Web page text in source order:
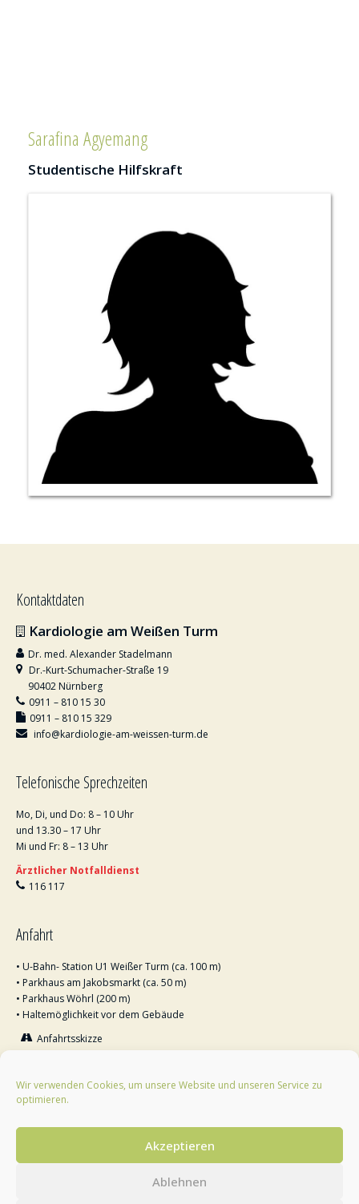
Wir verwenden Cookies, um unsere Website und unseren Service zu
optimieren.
Akzeptieren
Ablehnen
Sarafina Agyemang
Studentische Hilfskraft
Kontaktdaten
Kardiologie am Weißen Turm
Dr. med. Alexander Stadelmann
Dr.-Kurt-Schumacher-Straße 19
90402 Nürnberg
0911 – 810 15 30
0911 – 810 15 329
info@kardiologie-am-weissen-turm.de
Telefonische Sprechzeiten
Mo, Di, und Do: 8 – 10 Uhr
und 13.30 – 17 Uhr
Mi und Fr: 8 – 13 Uhr
Ärztlicher Notfalldienst
116 117
Anfahrt
• U-Bahn- Station U1 Weißer Turm (ca. 100 m)
• Parkhaus am Jakobsmarkt (ca. 50 m)
• Parkhaus Wöhrl (200 m)
• Haltemöglichkeit vor dem Gebäude
Anfahrtsskizze
Visitenkarte aufs Handy laden